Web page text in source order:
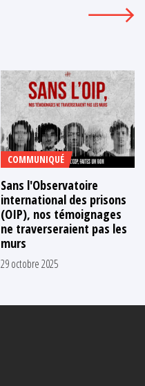
COMMUNIQUÉ
Sans l'Observatoire
international des prisons
(OIP), nos témoignages
ne traverseraient pas les
murs
29 octobre 2025